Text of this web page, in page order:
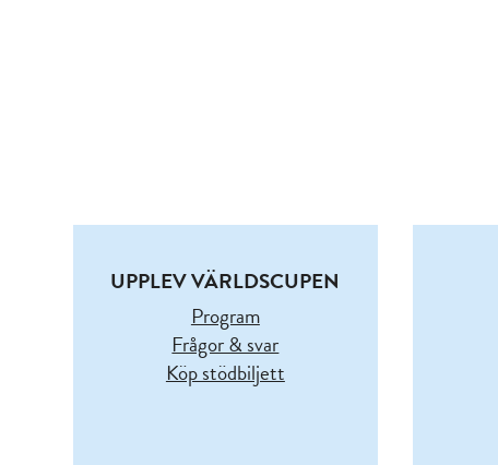
UPPLEV VÄRLDSCUPEN
Program
Frågor & svar
Köp stödbiljett